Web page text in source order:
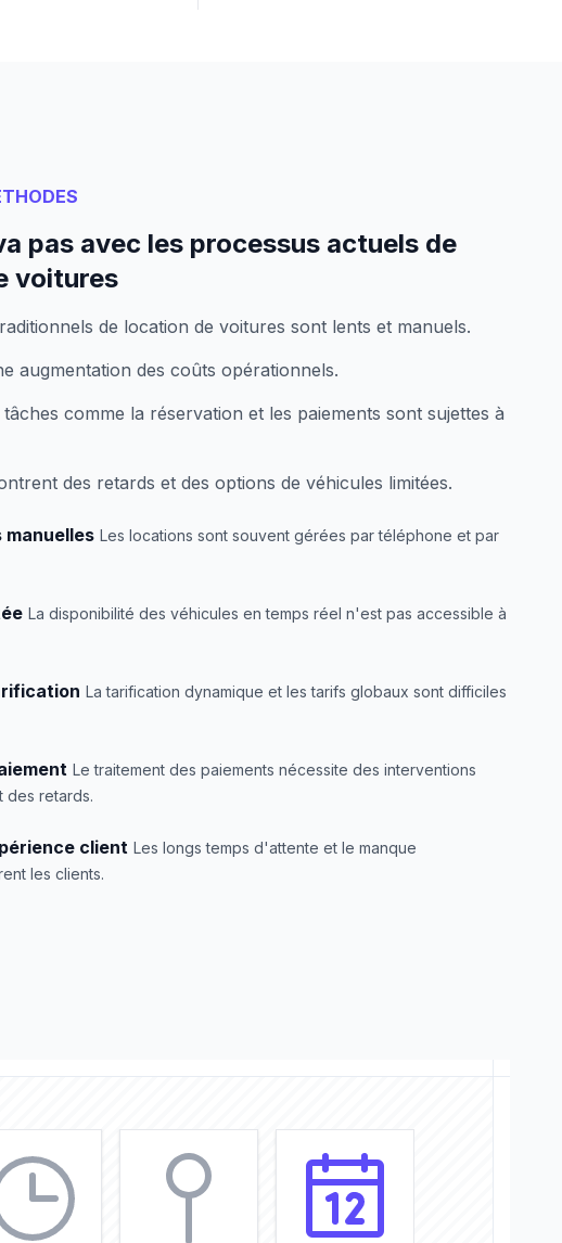
pas avec les processus actuels de
voitures
de location de voitures sont lents et manuels.
augmentation des coûts opérationnels.
comme la réservation et les paiements sont sujettes à
des retards et des options de véhicules limitées.
manuelles Les locations sont souvent gérées par téléphone et par
La disponibilité des véhicules en temps réel n'est pas accessible à
La tarification dynamique et les tarifs globaux sont difficiles
Le traitement des paiements nécessite des interventions
des retards.
client Les longs temps d'attente et le manque
les clients.